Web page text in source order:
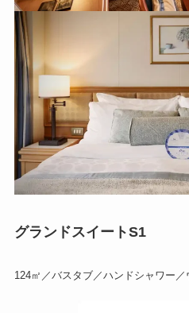
グランドスイートS1
124㎡／バスタブ／ハンドシャワー／